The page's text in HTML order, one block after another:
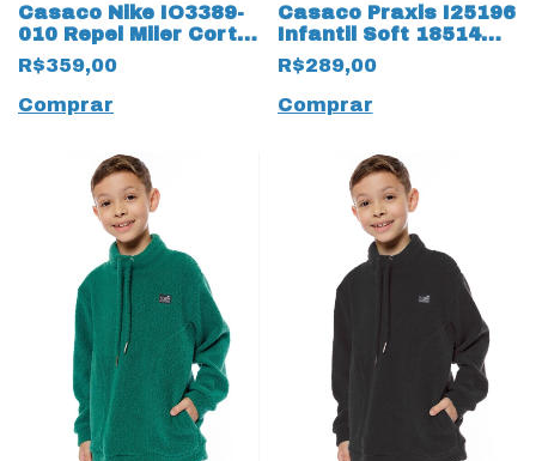
Casaco Nike IO3389-
010 Repel Miler Corta
19870 Vento Infantil
R$359,00
Comprar
Casaco Praxis I25196
Infantil Soft 18514
Thermo
R$289,00
Comprar